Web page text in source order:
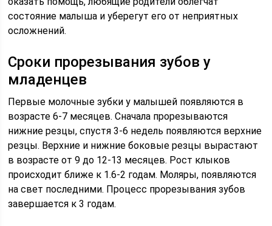
состояние малыша и уберегут его от неприятных
осложнений.
Сроки прорезывания зубов у
младенцев
Первые молочные зубки у малышей появляются в
возрасте 6-7 месяцев. Сначала прорезываются
нижние резцы, спустя 3-6 недель появляются верхние
резцы. Верхние и нижние боковые резцы вырастают
в возрасте от 9 до 12-13 месяцев. Рост клыков
происходит ближе к 1.6-2 годам. Моляры, появляются
на свет последними. Процесс прорезывания зубов
завершается к 3 годам.